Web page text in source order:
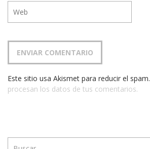
Este sitio usa Akismet para reducir el spam.
procesan los datos de tus comentarios.